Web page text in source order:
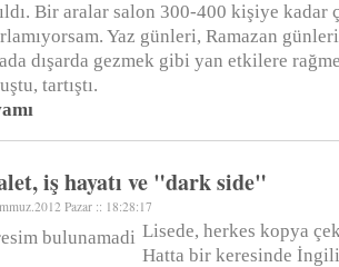
Bir aralar salon 300-400 kişiye kadar
Yaz günleri, Ramazan
dışarda gezmek gibi yan etkilere
tartıştı.
iş hayatı ve "dark side"
Pazar :: 18:28:17
Lisede, herkes kopya
Hatta bir keresinde